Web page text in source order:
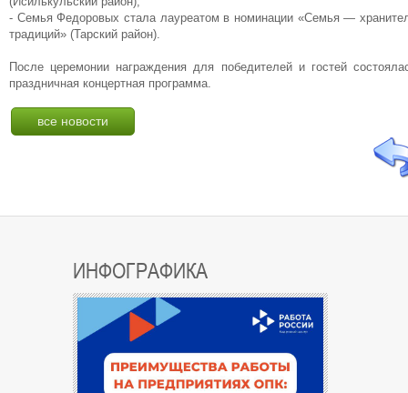
- Семья Федоровых стала лауреатом в номинации «Семья —
традиций» (Тарский район).
После церемонии награждения для победителей и гостей
праздничная концертная программа.
все новости
ИНФОГРАФИКА